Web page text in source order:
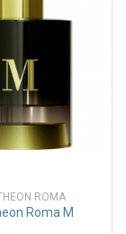
ROMA
Roma M